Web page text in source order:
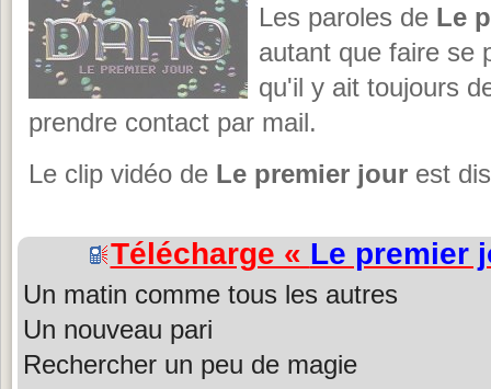
Les paroles de Le
autant que faire se
qu'il y ait toujours
prendre contact par mail.
Le clip vidéo de Le premier jour est
Télécharge « Le premier
Un matin comme tous les autres
Un nouveau pari
Rechercher un peu de magie